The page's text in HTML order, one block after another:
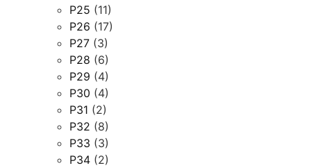
P25 (11)
P26 (17)
P27 (3)
P28 (6)
P29 (4)
P30 (4)
P31 (2)
P32 (8)
P33 (3)
P34 (2)